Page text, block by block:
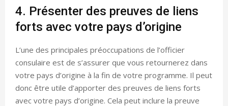
4. Présenter des preuves de liens
forts avec votre pays d’origine
L’une des principales préoccupations de l’officier
consulaire est de s’assurer que vous retournerez dans
votre pays d’origine à la fin de votre programme. Il peut
donc être utile d’apporter des preuves de liens forts
avec votre pays d’origine. Cela peut inclure la preuve